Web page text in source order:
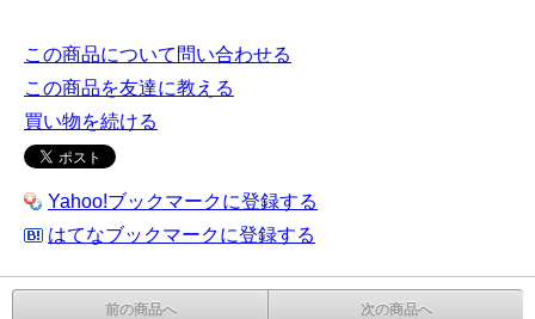
この商品について問い合わせる
この商品を友達に教える
買い物を続ける
Yahoo!ブックマークに登録する
はてなブックマークに登録する
前の商品へ 次の商品へ